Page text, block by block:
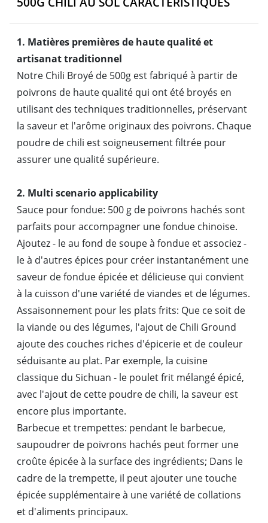
1. Matières premières de haute qualité et
artisanat traditionnel
Notre Chili Broyé de 500g est fabriqué à partir de
poivrons de haute qualité qui ont été broyés en
utilisant des techniques traditionnelles, préservant
la saveur et l'arôme originaux des poivrons. Chaque
poudre de chili est soigneusement filtrée pour
assurer une qualité supérieure.
2. Multi scenario applicability
Sauce pour fondue: 500 g de poivrons hachés sont
parfaits pour accompagner une fondue chinoise.
Ajoutez - le au fond de soupe à fondue et associez -
le à d'autres épices pour créer instantanément une
saveur de fondue épicée et délicieuse qui convient
à la cuisson d'une variété de viandes et de légumes.
Assaisonnement pour les plats frits: Que ce soit de
la viande ou des légumes, l'ajout de Chili Ground
ajoute des couches riches d'épicerie et de couleur
séduisante au plat. Par exemple, la cuisine
classique du Sichuan - le poulet frit mélangé épicé,
avec l'ajout de cette poudre de chili, la saveur est
encore plus importante.
Barbecue et trempettes: pendant le barbecue,
saupoudrer de poivrons hachés peut former une
croûte épicée à la surface des ingrédients; Dans le
cadre de la trempette, il peut ajouter une touche
épicée supplémentaire à une variété de collations
et d'aliments principaux.